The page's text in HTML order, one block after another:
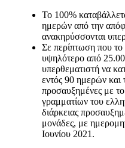
Το 100%
ημερών από την
ανακηρύσσονται
Σε περίπτωση που το
υψηλότερο από
υπερθεματιστή να
εντός 90 ημερών και
προσαυξημένες με
γραμματίων του
διάρκειας
μονάδες, με
Ιουνίου 2021.